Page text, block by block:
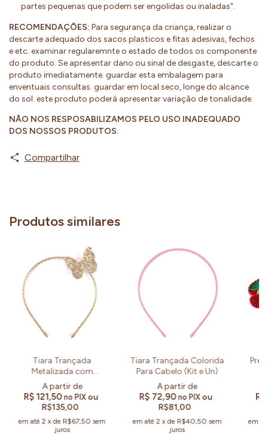
partes pequenas que podem ser engolidas ou inaladas".
RECOMENDAÇÕES: Para segurança da criança, realizar o
descarte adequado dos sacos plasticos e fitas adesivas, fechos
e etc. examinar regularemnte o estado de todos os componente
do produto. Se apresentar dano ou sinal de desgaste, descarte o
produto imediatamente. guardar esta embalagem para
enventuais consultas. guardar em local seco, longe do alcance
do sol. este produto poderá apresentar variação de tonalidade.
NÃO NOS RESPOSABILIZAMOS PELO USO INADEQUADO
DOS NOSSOS PRODUTOS.
Compartilhar
Produtos similares
Tiara Trançada
Metalizada com
Borboleta 3 em 1 (Un)
R$ 121,50no PIX ou
R$135,00
em até 2 xde R$67,50 sem
juros
Tiara Trançada Colorida
Para Cabelo (Kit e Un)
R$ 72,90 no PIXou
R$81,00
em até 2 xde R$40,50 sem
juros
em